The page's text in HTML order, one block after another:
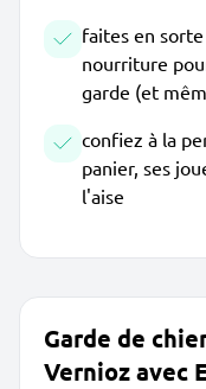
faites en
nourriture
garde (et
confiez à la
panier, ses
l'aise
Garde de
Vernioz avec